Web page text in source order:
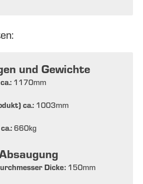
und Gewichte
1170mm
ca.: 1003mm
660kg
Dicke: 150mm